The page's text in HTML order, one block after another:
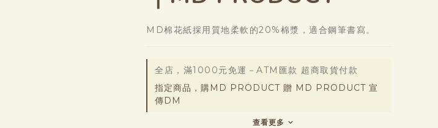
MD棉花紙採用質地柔軟的20%棉漿，適合鋼筆書寫。
全店，滿1000元免運－ATM匯款 超商取貨付款
指定商品，購MD PRODUCT 贈 MD PRODUCT 宣
傳DM
查看更多